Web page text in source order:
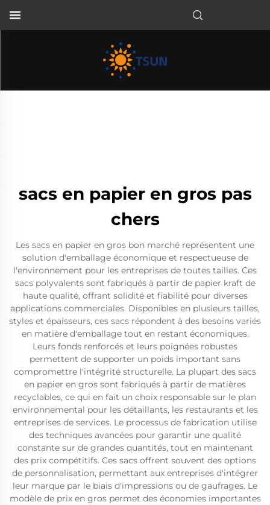
sacs en papier en gros pas
chers
Les sacs en papier en gros bon marché représentent une
solution d'emballage économique et respectueuse de
l'environnement pour les entreprises de toutes tailles. Ces
sacs polyvalents sont fabriqués à partir de papier kraft de
haute qualité, offrant solidité et fiabilité pour diverses
applications commerciales. Disponibles en plusieurs tailles,
styles et épaisseurs, ces sacs répondent à des besoins variés
en matière d'emballage tout en restant économiques.
Leurs fonds renforcés et leurs poignées robustes
permettent de supporter un poids important sans
compromettre l'intégrité structurelle. La plupart des sacs
en papier en gros sont fabriqués à partir de matières
recyclables, ce qui en fait un choix responsable sur le plan
environnemental pour les détaillants, les restaurants et les
entreprises de services. Le processus de fabrication utilise
des techniques avancées pour garantir une qualité
constante sur de grandes quantités, tout en maintenant
des prix compétitifs. Ces sacs offrent souvent des options
de personnalisation, permettant aux entreprises d'intégrer
leur marque par le biais d'impressions ou de gaufrages. Le
modèle de prix en gros permet des économies importantes